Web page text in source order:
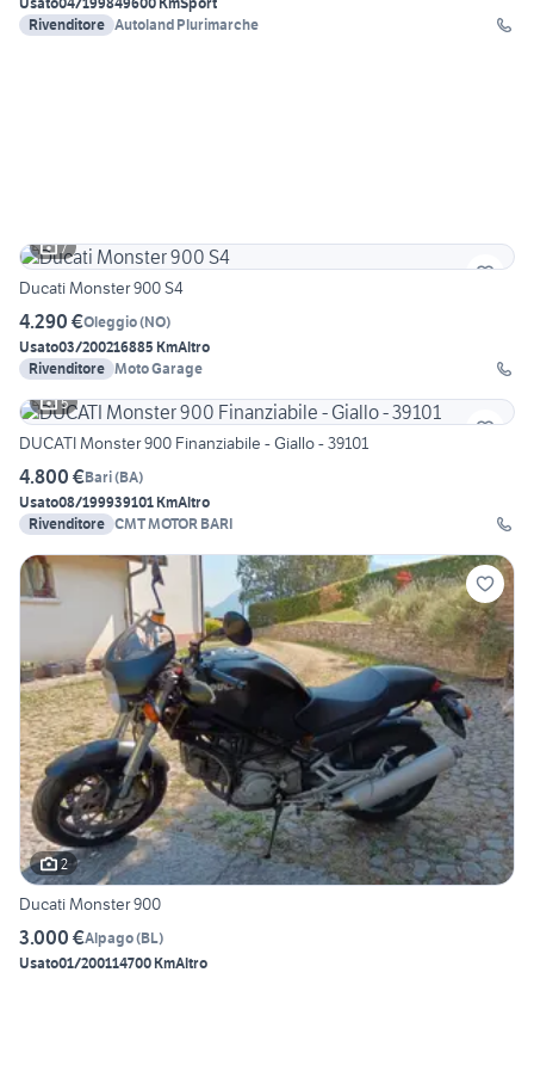
Rivenditore Autoland Plurimarche
7
Ducati Monster 900 S4
4.290 €Oleggio(NO)
Usato03/200216885 KmAltro
Rivenditore Moto Garage
5
DUCATI Monster 900 Finanziabile - Giallo - 39101
4.800 €Bari(BA)
Usato08/199939101 KmAltro
Rivenditore CMT MOTOR BARI
2
Ducati Monster 900
3.000 €Alpago(BL)
Usato01/200114700 KmAltro